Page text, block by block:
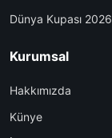
Dünya Kupası 2026
Kurumsal
Hakkımızda
Künye